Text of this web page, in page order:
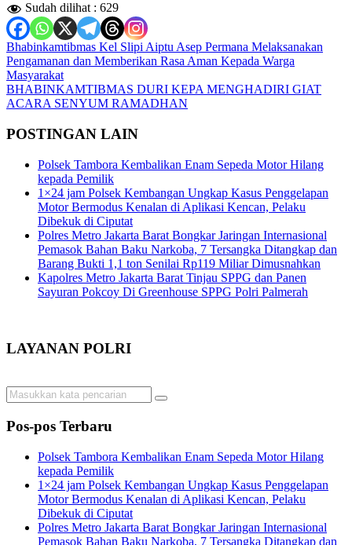
Sudah dilihat : 629
Navigasi
pos
Bhabinkamtibmas Kel Slipi Aiptu Asep Permana Melaksanakan
Pengamanan dan Memberikan Rasa Aman Kepada Warga
Masyarakat
BHABINKAMTIBMAS DURI KEPA MENGHADIRI GIAT
ACARA SENYUM RAMADHAN
POSTINGAN LAIN
Polsek Tambora Kembalikan Enam Sepeda Motor Hilang
kepada Pemilik
1×24 jam Polsek Kembangan Ungkap Kasus Penggelapan
Motor Bermodus Kenalan di Aplikasi Kencan, Pelaku
Dibekuk di Ciputat
Polres Metro Jakarta Barat Bongkar Jaringan Internasional
Pemasok Bahan Baku Narkoba, 7 Tersangka Ditangkap dan
Barang Bukti 1,1 ton Senilai Rp119 Miliar Dimusnahkan
Kapolres Metro Jakarta Barat Tinjau SPPG dan Panen
Sayuran Pokcoy Di Greenhouse SPPG Polri Palmerah
LAYANAN POLRI
Pos-pos Terbaru
Polsek Tambora Kembalikan Enam Sepeda Motor Hilang
kepada Pemilik
1×24 jam Polsek Kembangan Ungkap Kasus Penggelapan
Motor Bermodus Kenalan di Aplikasi Kencan, Pelaku
Dibekuk di Ciputat
Polres Metro Jakarta Barat Bongkar Jaringan Internasional
Pemasok Bahan Baku Narkoba, 7 Tersangka Ditangkap dan